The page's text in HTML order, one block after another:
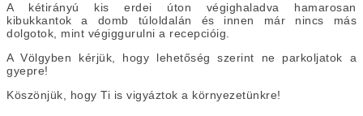
A kétirányú kis erdei úton végighaladva hamarosan
kibukkantok a domb túloldalán és innen már nincs más
dolgotok, mint végiggurulni a recepcióig.
A Völgyben kérjük, hogy lehetőség szerint ne parkoljatok a
gyepre!
Köszönjük, hogy Ti is vigyáztok a környezetünkre!